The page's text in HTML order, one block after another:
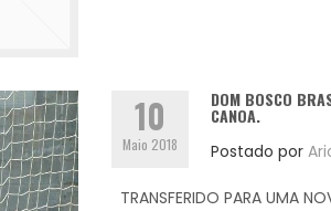
10
Maio 2018
DOM BOSCO
CANOA.
Postado por
TRANSFERIDO PARA UMA